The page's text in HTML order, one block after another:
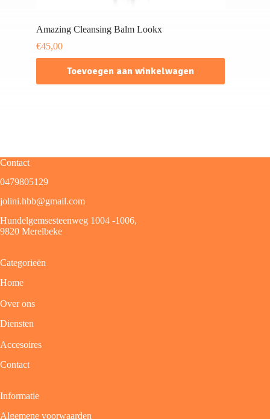
Amazing Cleansing Balm Lookx
€45,00
Toevoegen aan winkelwagen
Contact
0479805129
jolini.hbb@gmail.com
Hundelgemsesteenweg 1004 -1006,
9820 Merelbeke
Categorieën
Home
Over ons
Diensten
Accesoires
Contact
Informatie
Algemene voorwaarden